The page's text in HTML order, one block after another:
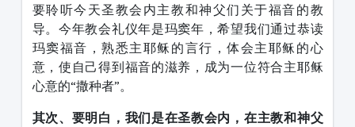
要聆听今天圣教会内主教和神父们关于福音的教
导。今年教会礼仪年是玛窦年，希望我们通过恭读
玛窦福音，熟悉主耶稣的言行，体会主耶稣的心
意，使自己得到福音的滋养，成为一位符合主耶稣
心意的“撒种者”。
其次、要明白，我们是在圣教会内，在主教和神父